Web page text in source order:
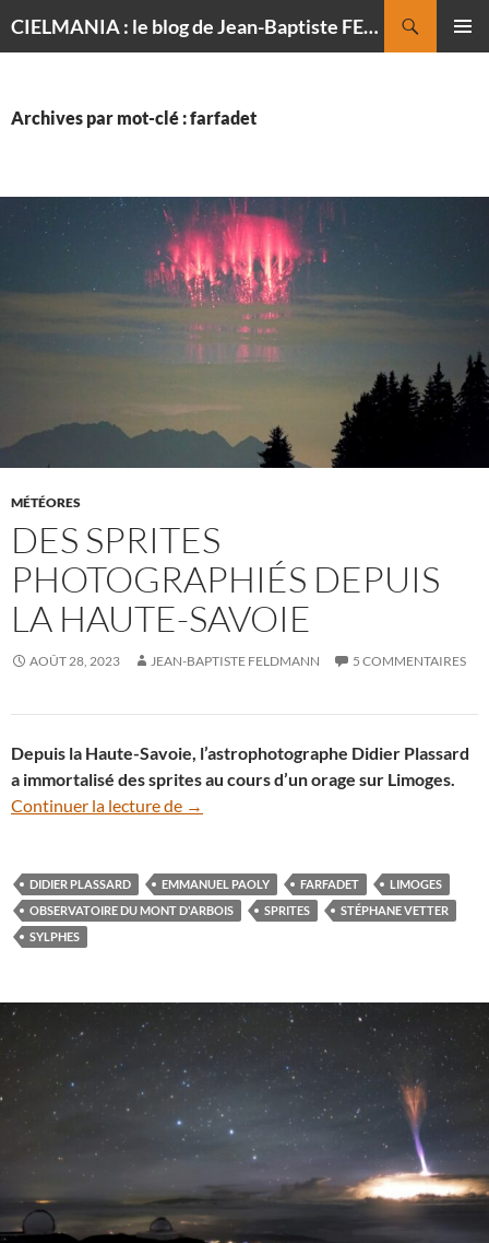
CIELMANIA : le blog de Jean-Baptiste FELDMANN, photographe du ciel
Archives par mot-clé : farfadet
MÉTÉORES
DES SPRITES
PHOTOGRAPHIÉS DEPUIS
LA HAUTE-SAVOIE
AOÛT 28, 2023 JEAN-BAPTISTE FELDMANN 5 COMMENTAIRES
Depuis la Haute-Savoie, l’astrophotographe Didier Plassard
a immortalisé des sprites au cours d’un orage sur Limoges.
Continuer la lecture de Des sprites photographiés depuis la
→
DIDIER PLASSARD EMMANUEL PAOLY FARFADET
LIMOGES
OBSERVATOIRE DU MONT D'ARBOIS
SPRITES
STÉPHANE VETTER
SYLPHES